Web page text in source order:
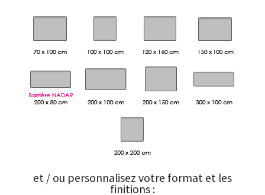
et / ou personnalisez votre format et les
finitions :